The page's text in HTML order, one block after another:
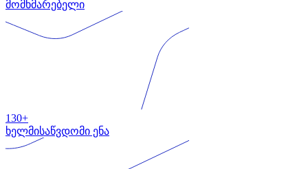
მომხმარებელი
130+
ხელმისაწვდომი ენა